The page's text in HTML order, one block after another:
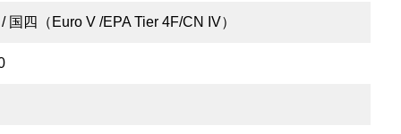
国四（Euro V /EPA Tier 4F/CN IV）